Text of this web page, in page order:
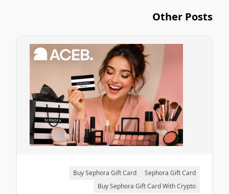
Other Posts
Sephora Gift Card
Buy Sephora Gift Card
Buy Sephora Gift Card With Crypto